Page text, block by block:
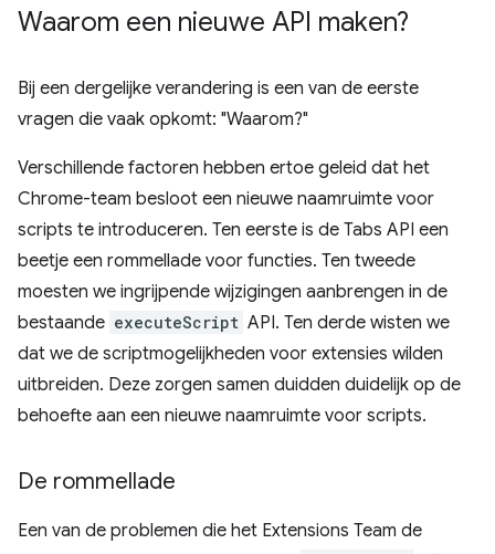
Waarom een ​​nieuwe API maken?
Bij een dergelijke verandering is een van de eerste
vragen die vaak opkomt: "Waarom?"
Verschillende factoren hebben ertoe geleid dat het
Chrome-team besloot een nieuwe naamruimte voor
scripts te introduceren. Ten eerste is de Tabs API een
beetje een rommellade voor functies. Ten tweede
moesten we ingrijpende wijzigingen aanbrengen in de
bestaande executeScript API. Ten derde wisten we
dat we de scriptmogelijkheden voor extensies wilden
uitbreiden. Deze zorgen samen duidden duidelijk op de
behoefte aan een nieuwe naamruimte voor scripts.
De rommellade
Een van de problemen die het Extensions Team de